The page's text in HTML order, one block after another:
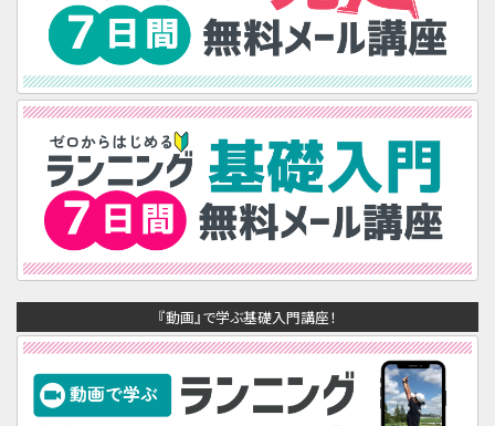
『動画』で学ぶ基礎入門講座！